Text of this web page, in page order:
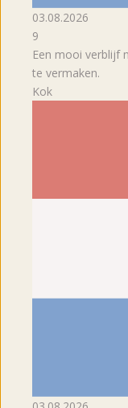
03.08.2026
9
Een mooi verblijf
te vermaken.
Kok